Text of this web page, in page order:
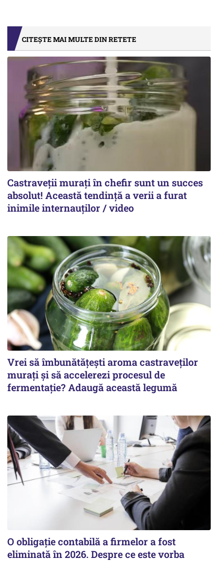
CITEȘTE MAI MULTE DIN RETETE
Castraveții murați în chefir sunt un succes
absolut! Această tendință a verii a furat
inimile internauților / video
Vrei să îmbunătățești aroma castraveților
murați și să accelerezi procesul de
fermentație? Adaugă această legumă
O obligație contabilă a firmelor a fost
eliminată în 2026. Despre ce este vorba